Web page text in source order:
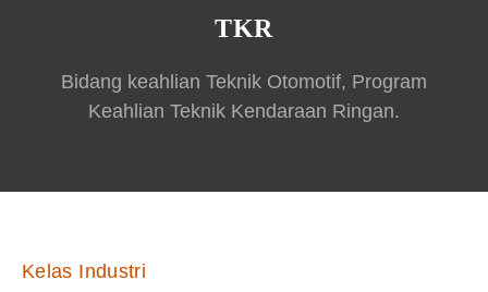
TKR
Bidang keahlian Teknik Otomotif, Program
Keahlian Teknik Kendaraan Ringan.
Kelas Industri